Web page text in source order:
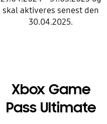
skal aktiveres senest den
30.04.2025.
Xbox Game
Pass Ultimate